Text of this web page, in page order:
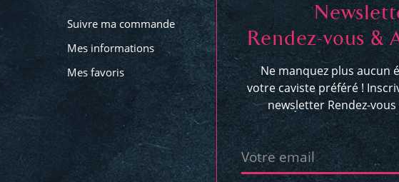
Suivre ma commande
Mes informations
Mes favoris
Rendez-vous &
Ne manquez plus aucun
votre caviste préféré !
newsletter Rendez-
Votre email